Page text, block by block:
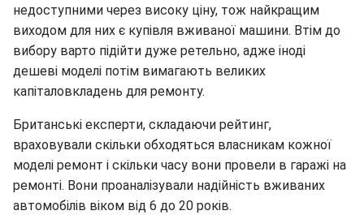
недоступними через високу ціну, тож найкращим
виходом для них є купівля вживаної машини. Втім до
вибору варто підійти дуже ретельно, адже іноді
дешеві моделі потім вимагають великих
капіталовкладень для ремонту.
Британські експерти, складаючи рейтинг,
враховували скільки обходяться власникам кожної
моделі ремонт і скільки часу вони провели в гаражі на
ремонті. Вони проаналізували надійність вживаних
автомобілів віком від 6 до 20 років.